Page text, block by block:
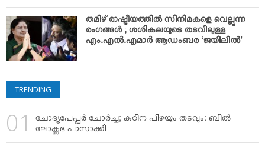
തമിഴ് രാഷ്ട്രീയത്തില്‍ സിനിമകളെ വെല്ലുന്ന
രംഗങ്ങള്‍ ; ശശികലയുടെ തടവിലുള്ള
എം.എൽ.എമാർ ആഡംബര ‘ജയിലിൽ’
TRENDING
ചോദ്യപേപ്പര്‍ ചോര്‍ച്ച; കഠിന പിഴയും തടവും: ബില്‍
ലോക്സഭ പാസാക്കി